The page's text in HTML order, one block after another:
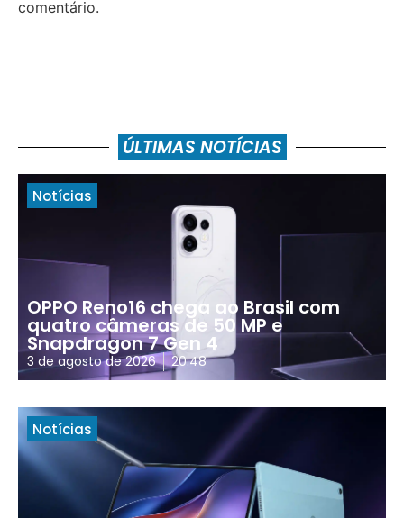
comentário.
ÚLTIMAS NOTÍCIAS
Notícias
OPPO Reno16 chega ao Brasil com
quatro câmeras de 50 MP e
Snapdragon 7 Gen 4
3 de agosto de 2026 20:48
Notícias